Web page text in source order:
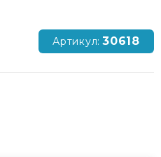
Артикул: 30618